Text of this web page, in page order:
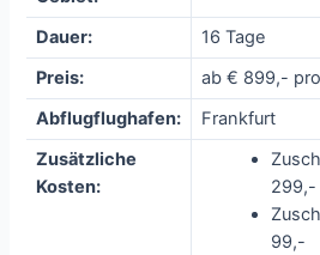
Dauer:
16 Tage
Preis:
ab € 899,-
Abflugflughafen:
Frankfurt
Zusätzliche
Kosten:
299,-
99,-